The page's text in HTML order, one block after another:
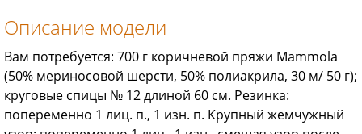
Описание модели
Вам потребуется: 700 г коричневой пряжи Mammola
(50% мериносовой шерсти, 50% полиакрила, 30 м/ 50 г);
круговые спицы № 12 длиной 60 см. Резинка:
попеременно 1 лиц. п., 1 изн. п. Крупный жемчужный